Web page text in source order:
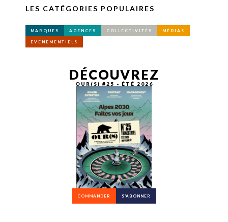
LES CATÉGORIES POPULAIRES
MARQUES AGENCES COLLECTIVITÉS MÉDIAS
ÉVÉNEMENTIELS
DÉCOUVREZ
OUR(S) #25 - ÉTÉ 2026
COMMANDER S’ABONNER